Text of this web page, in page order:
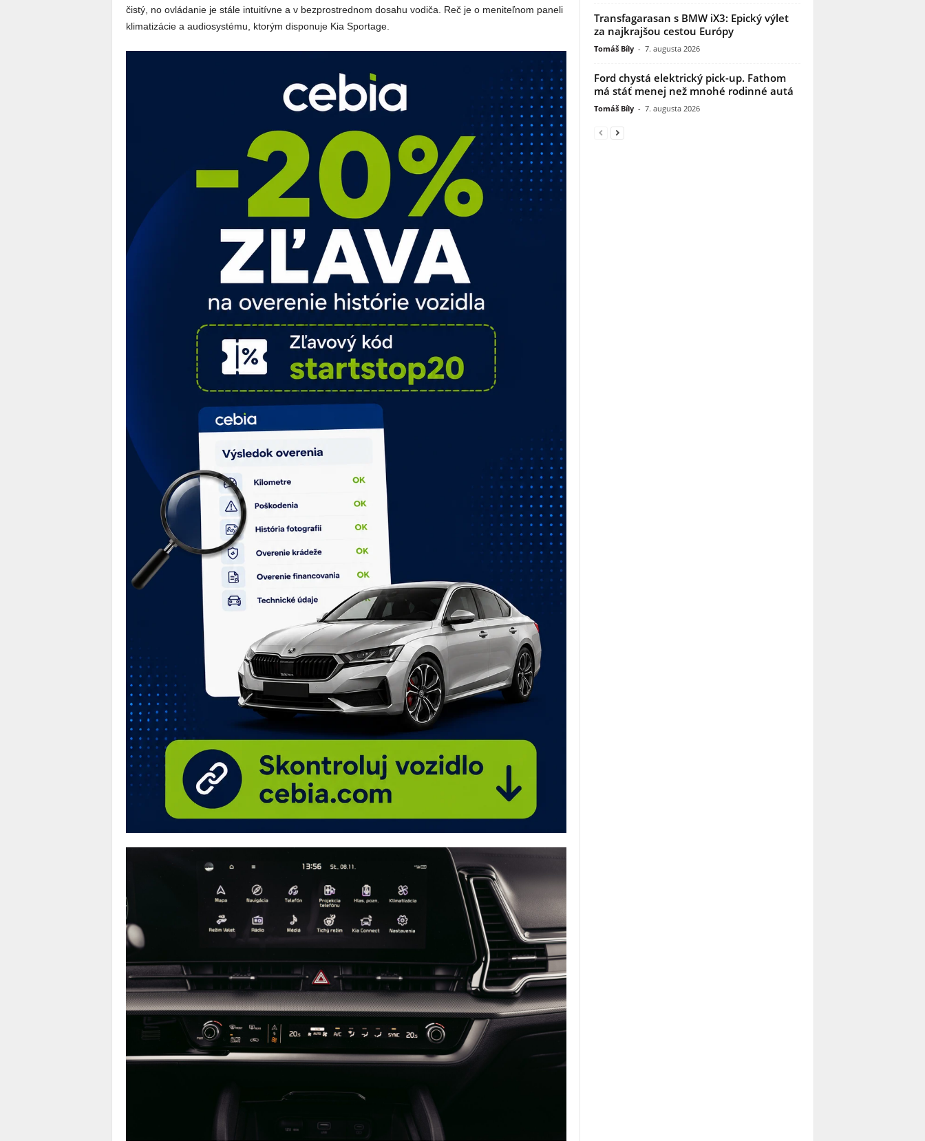
čistý, no ovládanie je stále intuitívne a v bezprostrednom dosahu vodiča. Reč je o meniteľnom paneli
klimatizácie a audiosystému, ktorým disponuje Kia Sportage.
Transfagarasan s BMW iX3: Epický výlet
za najkrajšou cestou Európy
Tomáš Bíly - 7. augusta 2026
Ford chystá elektrický pick-up. Fathom
má stáť menej než mnohé rodinné autá
Tomáš Bíly - 7. augusta 2026